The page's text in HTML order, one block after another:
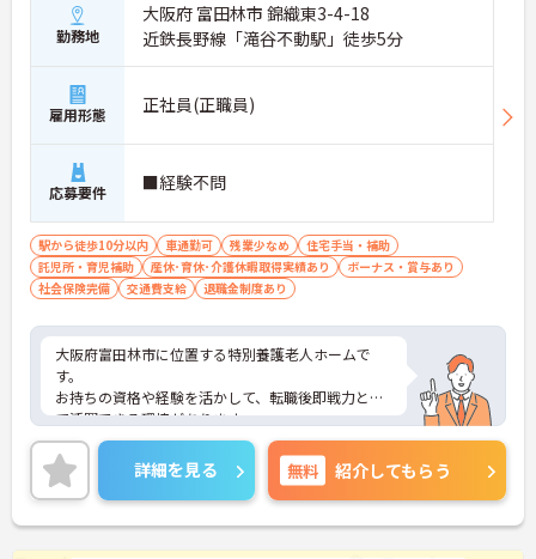
勤務地
大阪府 富田林市 錦織東3-4-18
近鉄長野線「滝谷不動駅」徒歩5分
雇用形態 正社員(正職員)
応募要件 ■経験不問
駅から徒歩10分以内 車通勤可 残業少なめ
住宅手当・補助
託児所・育児補助
産休･育休･介護休暇取得実績あり
ボーナス・賞与あり
社会保険完備
交通費支給 退職金制度あり
大阪府富田林市に位置する特別養護老人ホームで
す。
お持ちの資格や経験を活かして、転職後即戦力とし
て活躍できる環境があります。
最寄駅より徒歩圏内にくわえて、マイカー通勤も可
能と通勤も便利です。
ご興味をお持ちの方はお気軽にお問い合わせくださ
い。
詳細を見る 無料 紹介してもらう